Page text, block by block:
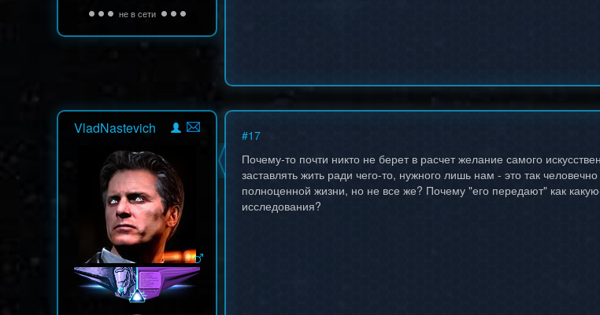
не в сети
VladNastevich #17
Почему-то почти никто не берет в расчет желание самого
заставлять жить ради чего-то, нужного лишь нам - это так
полноценной жизни, но не все же? Почему "его передают" как
исследования?